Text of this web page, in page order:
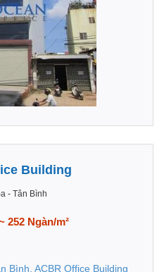
Building
- Tân Bình
252 Ngàn/m²